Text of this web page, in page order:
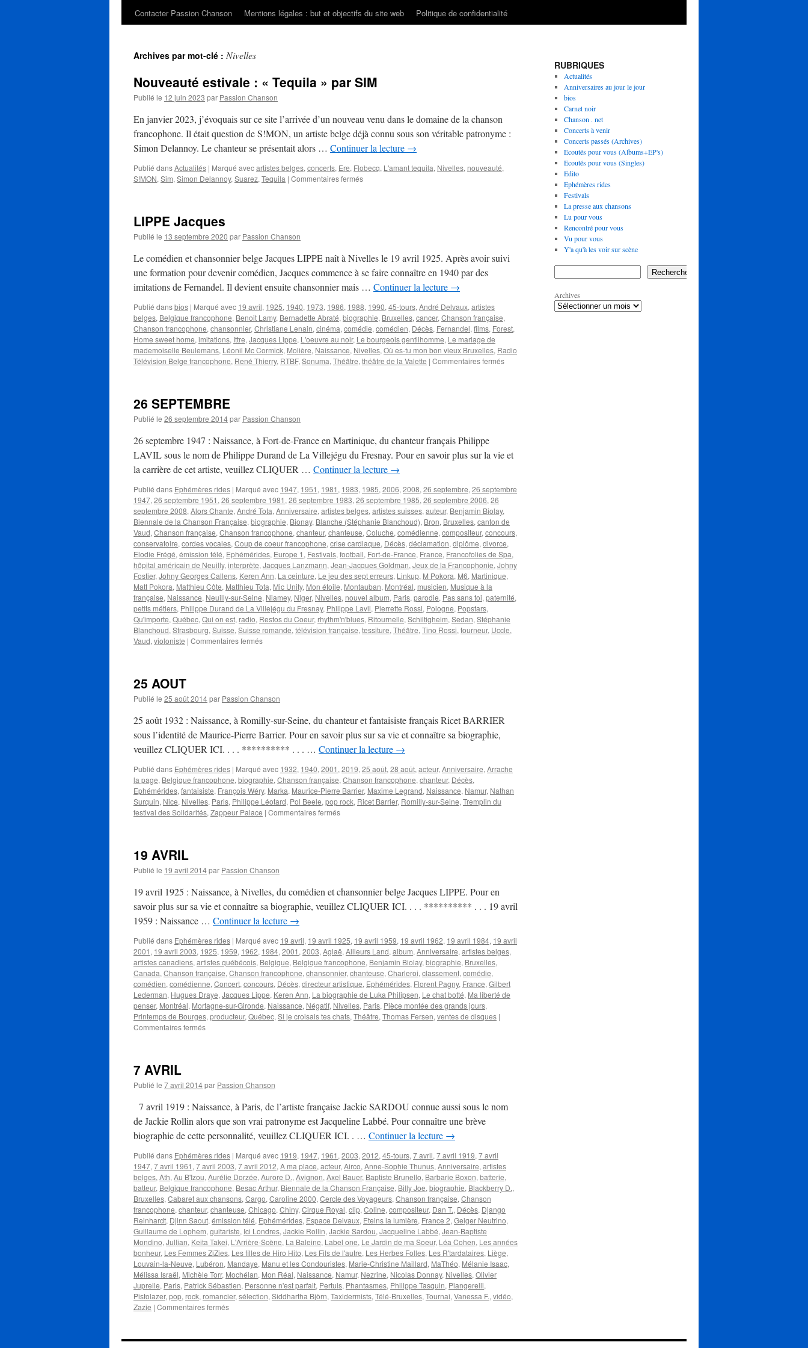
Contacter Passion Chanson
Mentions légales : but et objectifs du site web Politique de confidentialité
Archives par mot-clé : Nivelles
Nouveauté estivale : « Tequila » par SIM
Publié le 12 juin 2023 par Passion Chanson
En janvier 2023, j’évoquais sur ce site l’arrivée d’un nouveau venu dans le domaine de la chanson
francophone. Il était question de S!MON, un artiste belge déjà connu sous son véritable patronyme :
Simon Delannoy. Le chanteur se présentait alors … Continuer la lecture →
Publié dansActualités | Marqué avecartistes belges, concerts, Ere, Flobecq, L'amant tequila, Nivelles, nouveauté,
S!MON, Sim, Simon Delannoy, Suarez, Tequila | Commentaires ferméssur
LIPPE Jacques
Publié le 13 septembre 2020 par Passion Chanson
Le comédien et chansonnier belge Jacques LIPPE naît à Nivelles le 19 avril 1925. Après avoir suivi
une formation pour devenir comédien, Jacques commence à se faire connaître en 1940 par des
imitations de Fernandel. Il devient ensuite chansonnier mais … Continuer la lecture →
Publié dansbios | Marqué avec 19 avril, 1925, 1940, 1973, 1986, 1988, 1990, 45-tours, André Delvaux, artistes
belges, Belgique francophone, Benoit Lamy, Bernadette Abraté, biographie, Bruxelles, cancer, Chanson française,
Chanson francophone, chansonnier, Christiane Lenain, cinéma, comédie, comédien, Décès, Fernandel, films, Forest,
Home sweet home, imitations, Ittre, Jacques Lippe, L'oeuvre au noir, Le bourgeois gentilhomme, Le mariage de
mademoiselle Beulemans, Léonil Mc Cormick, Molière, Naissance, Nivelles, Où es-tu mon bon vieux Bruxelles, Radio
Télévision Belge francophone, René Thierry, RTBF, Sonuma, Théâtre, théâtre de la Valette | Commentaires ferméssur
26 SEPTEMBRE
Publié le 26 septembre 2014par Passion Chanson
26 septembre 1947 : Naissance, à Fort-de-France en Martinique, du chanteur français Philippe
LAVIL sous le nom de Philippe Durand de La Villejégu du Fresnay. Pour en savoir plus sur la vie et
la carrière de cet artiste, veuillez CLIQUER … Continuer la lecture →
Publié dans Ephémères rides | Marqué avec 1947, 1951 , 1981 , 1983, 1985, 2006, 2008, 26 septembre, 26 septembre
1947, 26 septembre 1951 , 26 septembre 1981 , 26 septembre 1983, 26 septembre 1985, 26 septembre 2006, 26
septembre 2008, Alors Chante, André Tota, Anniversaire, artistes belges, artistes suisses, auteur, Benjamin Biolay,
Biennale de la Chanson Française, biographie, Bionay, Blanche (Stéphanie Blanchoud), Bron, Bruxelles, canton de
Vaud, Chanson française, Chanson francophone, chanteur, chanteuse, Coluche, comédienne, compositeur, concours,
conservatoire, cordes vocales, Coup de coeur francophone, crise cardiaque, Décès, déclamation, diplôme, divorce,
Elodie Frégé, émission télé, Ephémérides, Europe 1 , Festivals, football, Fort-de-France, France, Francofolies de Spa,
hôpital américain de Neuilly, interprète, Jacques Lanzmann, Jean-Jacques Goldman, Jeux de la Francophonie, Johny
Fostier, Johny Georges Callens, Keren Ann, La ceinture, Le jeu des sept erreurs, Linkup, M Pokora, M6, Martinique,
Matt Pokora, Matthieu Côte, Matthieu Tota, Mic Unity, Mon étoile, Montauban, Montréal, musicien, Musique à la
française, Naissance, Neuilly-sur-Seine, Niamey, Niger, Nivelles, nouvel album, Paris, parodie, Pas sans toi, paternité,
petits métiers, Philippe Durand de La Villejégu du Fresnay, Philippe Lavil, Pierrette Rossi, Pologne, Popstars,
Qu'importe, Québec, Qui on est, radio, Restos du Coeur, rhythm'n'blues, Ritournelle, Schiltigheim, Sedan, Stéphanie
Blanchoud, Strasbourg, Suisse, Suisse romande, télévision française, tessiture, Théâtre, Tino Rossi, tourneur, Uccle,
Vaud, violoniste | Commentaires ferméssur
25 AOUT
Publié le 25 août 2014par Passion Chanson
25 août 1932 : Naissance, à Romilly-sur-Seine, du chanteur et fantaisiste français Ricet BARRIER
sous l’identité de Maurice-Pierre Barrier. Pour en savoir plus sur sa vie et connaître sa biographie,
veuillez CLIQUER ICI. . . . ********** . . . … Continuer la lecture →
Publié dans Ephémères rides | Marqué avec 1932, 1940, 2001 , 2019, 25 août, 28 août, acteur, Anniversaire, Arrache
la page, Belgique francophone, biographie, Chanson française, Chanson francophone, chanteur, Décès,
Ephémérides, fantaisiste, François Wéry, Marka, Maurice-Pierre Barrier, Maxime Legrand, Naissance, Namur, Nathan
Surquin, Nice, Nivelles, Paris, Philippe Léotard, Pol Beele, pop rock, Ricet Barrier, Romilly-sur-Seine, Tremplin du
festival des Solidarités, Zappeur Palace | Commentaires ferméssur
19 AVRIL
Publié le 19 avril 2014par Passion Chanson
19 avril 1925 : Naissance, à Nivelles, du comédien et chansonnier belge Jacques LIPPE. Pour en
savoir plus sur sa vie et connaître sa biographie, veuillez CLIQUER ICI. . . . ********** . . . 19 avril
1959 : Naissance … Continuer la lecture →
Publié dans Ephémères rides | Marqué avec 19 avril, 19 avril 1925, 19 avril 1959, 19 avril 1962, 19 avril 1984, 19 avril
2001 , 19 avril 2003, 1925, 1959, 1962, 1984, 2001 , 2003, Aglaë, Ailleurs Land, album, Anniversaire, artistes belges,
artistes canadiens, artistes québécois, Belgique, Belgique francophone, Benjamin Biolay, biographie, Bruxelles,
Canada, Chanson française, Chanson francophone, chansonnier, chanteuse, Charleroi, classement, comédie,
comédien, comédienne, Concert, concours, Décès, directeur artistique, Ephémérides, Florent Pagny, France, Gilbert
Lederman, Hugues Draye, Jacques Lippe, Keren Ann, La biographie de Luka Philipsen, Le chat botté, Ma liberté de
penser, Montréal, Mortagne-sur-Gironde, Naissance, Négatif, Nivelles, Paris, Pièce montée des grands jours,
Printemps de Bourges, producteur, Québec, Si je croisais tes chats, Théâtre, Thomas Fersen, ventes de disques |
Commentaires ferméssur
7 AVRIL
Publié le 7 avril 2014par Passion Chanson
7 avril 1919 : Naissance, à Paris, de l’artiste française Jackie SARDOU connue aussi sous le nom
de Jackie Rollin alors que son vrai patronyme est Jacqueline Labbé. Pour connaître une brève
biographie de cette personnalité, veuillez CLIQUER ICI. . … Continuer la lecture →
Publié dans Ephémères rides | Marqué avec 1919, 1947, 1961 , 2003, 2012, 45-tours, 7 avril, 7 avril 1919, 7 avril
1947, 7 avril 1961 , 7 avril 2003, 7 avril 2012, A ma place, acteur, Airco, Anne-Sophie Thunus, Anniversaire, artistes
belges, Ath, Au B'Izou, Aurélie Dorzée, Aurore D., Avignon, Axel Bauer, Baptiste Brunello, Barbarie Boxon, batterie,
batteur, Belgique francophone, Besac Arthur, Biennale de la Chanson Française, Billy Joe, biographie, Blackberry D.,
Bruxelles, Cabaret aux chansons, Cargo, Caroline 2000, Cercle des Voyageurs, Chanson française, Chanson
francophone, chanteur, chanteuse, Chicago, Chiny, Cirque Royal, clip, Coline, compositeur, Dan T., Décès, Django
Reinhardt, Djinn Saout, émission télé, Ephémérides, Espace Delvaux, Eteins la lumière, France 2, Geiger Neutrino,
Guillaume de Lophem, guitariste, Ici Londres, Jackie Rollin, Jackie Sardou, Jacqueline Labbé, Jean-Baptiste
Mondino, Jullian, Keita Takei, L'Arrière-Scène, La Baleine, Label one, Le Jardin de ma Soeur, Léa Cohen, Les années
bonheur, Les Femmes ZiZies, Les filles de Hiro Hito, Les Fils de l'autre, Les Herbes Folles, Les R'tardataires, Liège,
Louvain-la-Neuve, Lubéron, Mandaye, Manu et les Condouristes, Marie-Christine Maillard, MaThéo, Mélanie Isaac,
Mélissa Israël, Michèle Torr, Mochélan, Mon Réal, Naissance, Namur, Nezrine, Nicolas Donnay, Nivelles, Olivier
Juprelle, Paris, Patrick Sébastien, Personne n'est parfait, Pertuis, Phantasmes, Philippe Tasquin, Piangerelli,
Pistolazer, pop, rock, romancier, sélection, Siddhartha Björn, Taxidermists, Télé-Bruxelles, Tournai, Vanessa F., vidéo,
Zazie | Commentaires ferméssur
RUBRIQUES
Actualités
Anniversaires au jour le jour
bios
Carnet noir
Chanson . net
Concerts à venir
Concerts passés (Archives)
Ecoutés pour vous (Albums+EP's)
Ecoutés pour vous (Singles)
Edito
Ephémères rides
Festivals
La presse aux chansons
Lu pour vous
Rencontré pour vous
Vu pour vous
Y'a qu'à les voir sur scène
Rechercher
Archives